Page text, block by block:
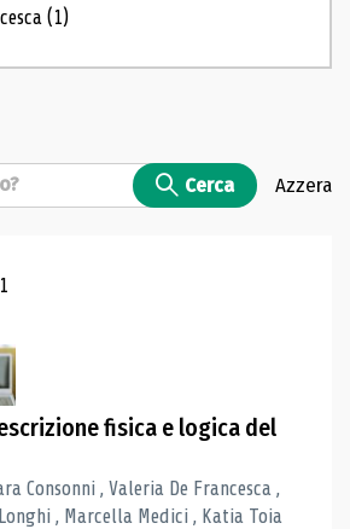
(1)
Cerca Azzera
ricerca
fisica e logica del
Consonni , Valeria De Francesca ,
, Marcella Medici , Katia Toia